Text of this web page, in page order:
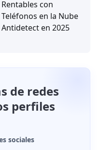
Rentables con
Teléfonos en la Nube
Antidetect en 2025
de redes
perfiles
sociales